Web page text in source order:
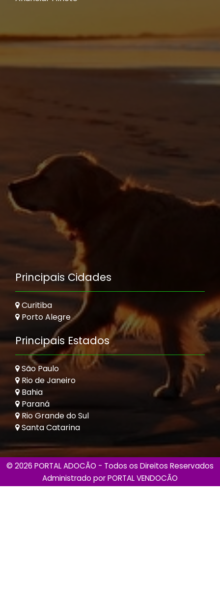
Principais Cidades
Curitiba
Porto Alegre
Principais Estados
São Paulo
Rio de Janeiro
Bahia
Paraná
Rio Grande do Sul
Santa Catarina
© 2026 PORTAL ADOCÃO - Todos os Direitos Reservados
Administrado porPORTAL VENDOCÃO